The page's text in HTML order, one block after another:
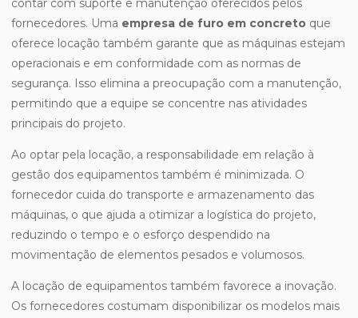
contar com suporte e manutenção oferecidos pelos
fornecedores. Uma empresa de furo em concreto que
oferece locação também garante que as máquinas estejam
operacionais e em conformidade com as normas de
segurança. Isso elimina a preocupação com a manutenção,
permitindo que a equipe se concentre nas atividades
principais do projeto.
Ao optar pela locação, a responsabilidade em relação à
gestão dos equipamentos também é minimizada. O
fornecedor cuida do transporte e armazenamento das
máquinas, o que ajuda a otimizar a logística do projeto,
reduzindo o tempo e o esforço despendido na
movimentação de elementos pesados e volumosos.
A locação de equipamentos também favorece a inovação.
Os fornecedores costumam disponibilizar os modelos mais